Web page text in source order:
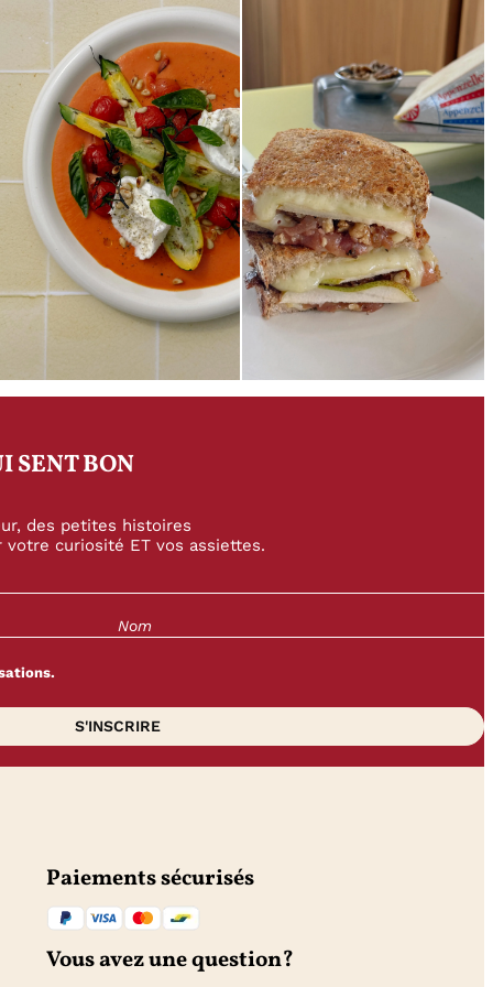
SENT BON
des petites histoires
curiosité ET vos assiettes.
Paiements sécurisés
Vous avez une question?